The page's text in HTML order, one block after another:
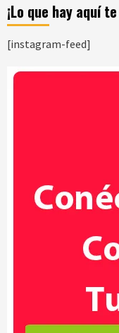
¡Lo que hay aquí
[instagram-feed]